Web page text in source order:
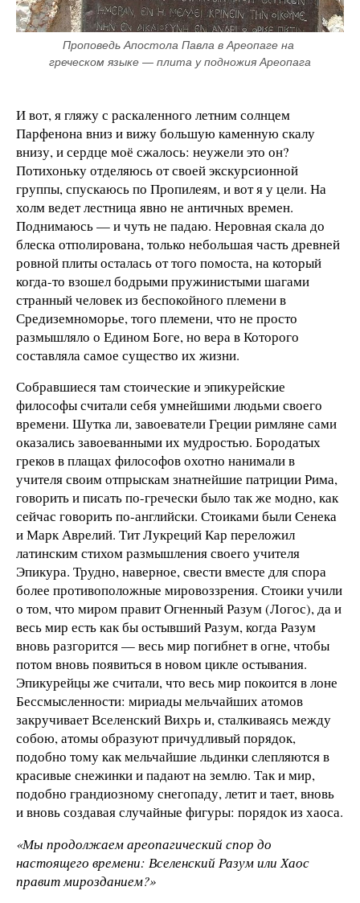
Проповедь Апостола Павла в Ареопаге на
греческом языке — плита у подножия Ареопага
И вот, я гляжу с раскаленного летним солнцем
Парфенона вниз и вижу большую каменную скалу
внизу, и сердце моё сжалось: неужели это он?
Потихоньку отделяюсь от своей экскурсионной
группы, спускаюсь по Пропилеям, и вот я у цели. На
холм ведет лестница явно не античных времен.
Поднимаюсь — и чуть не падаю. Неровная скала до
блеска отполирована, только небольшая часть древней
ровной плиты осталась от того помоста, на который
когда-то взошел бодрыми пружинистыми шагами
странный человек из беспокойного племени в
Средиземноморье, того племени, что не просто
размышляло о Едином Боге, но вера в Которого
составляла самое существо их жизни.
Собравшиеся там стоические и эпикурейские
философы считали себя умнейшими людьми своего
времени. Шутка ли, завоеватели Греции римляне сами
оказались завоеванными их мудростью. Бородатых
греков в плащах философов охотно нанимали в
учителя своим отпрыскам знатнейшие патриции Рима,
говорить и писать по-гречески было так же модно, как
сейчас говорить по-английски. Стоиками были Сенека
и Марк Аврелий. Тит Лукреций Кар переложил
латинским стихом размышления своего учителя
Эпикура. Трудно, наверное, свести вместе для спора
более противоположные мировоззрения. Стоики учили
о том, что миром правит Огненный Разум (Логос), да и
весь мир есть как бы остывший Разум, когда Разум
вновь разгорится — весь мир погибнет в огне, чтобы
потом вновь появиться в новом цикле остывания.
Эпикурейцы же считали, что весь мир покоится в лоне
Бессмысленности: мириады мельчайших атомов
закручивает Вселенский Вихрь и, сталкиваясь между
собою, атомы образуют причудливый порядок,
подобно тому как мельчайшие льдинки слепляются в
красивые снежинки и падают на землю. Так и мир,
подобно грандиозному снегопаду, летит и тает, вновь
и вновь создавая случайные фигуры: порядок из хаоса.
«Мы продолжаем ареопагический спор до
настоящего времени: Вселенский Разум или Хаос
правит мирозданием?»